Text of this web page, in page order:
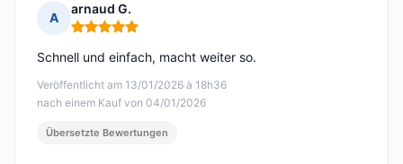
A
arnaud G.
Hinweis: 5 von 5
Veröffentlicht am 13/01/2026 à 18h36
nach einem Kauf von 04/01/2026
Schnell und einfach, macht weiter so.
Übersetzte Bewertungen